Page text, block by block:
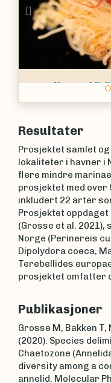
Flekket
Previous
Resultater
Prosjektet samlet
lokaliteter i havner
flere mindre
prosjektet med over
inkludert 22 arter
Prosjektet
(Grosse et al.
Norge (Perinereis
Dipolydora coeca,
Terebellides
prosjektet omfatter
Publikasjoner
Grosse M, Bakken T,
(2020). Species
Chaetozone
diversity among a
annelid. Molecular